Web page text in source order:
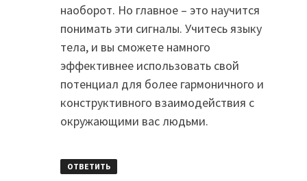
наоборот. Но главное – это научится
понимать эти сигналы. Учитесь языку
тела, и вы сможете намного
эффективнее использовать свой
потенциал для более гармоничного и
конструктивного взаимодействия с
окружающими вас людьми.
ОТВЕТИТЬ